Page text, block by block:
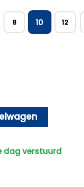
8 10 12
dag verstuurd